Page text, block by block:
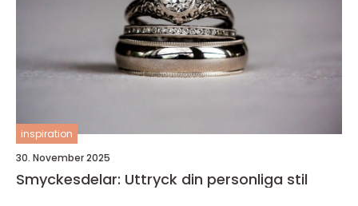
inspiration
30. November 2025
Smyckesdelar: Uttryck din personliga stil